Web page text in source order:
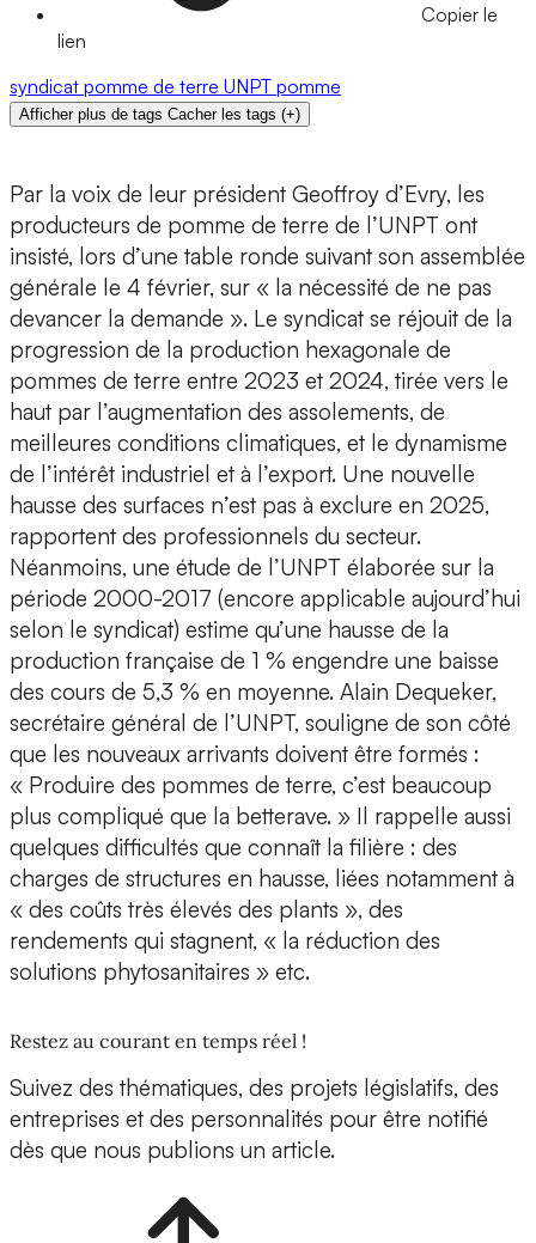
Copier le
lien
syndicat pomme de terre UNPT pomme
Afficher plus de tags Cacher les tags (+)
Par la voix de leur président Geoffroy d’Evry, les
producteurs de pomme de terre de l’UNPT ont
insisté, lors d’une table ronde suivant son assemblée
générale le 4 février, sur « la nécessité de ne pas
devancer la demande ». Le syndicat se réjouit de la
progression de la production hexagonale de
pommes de terre entre 2023 et 2024, tirée vers le
haut par l’augmentation des assolements, de
meilleures conditions climatiques, et le dynamisme
de l’intérêt industriel et à l’export. Une nouvelle
hausse des surfaces n’est pas à exclure en 2025,
rapportent des professionnels du secteur.
Néanmoins, une étude de l’UNPT élaborée sur la
période 2000-2017 (encore applicable aujourd’hui
selon le syndicat) estime qu’une hausse de la
production française de 1 % engendre une baisse
des cours de 5,3 % en moyenne. Alain Dequeker,
secrétaire général de l’UNPT, souligne de son côté
que les nouveaux arrivants doivent être formés :
« Produire des pommes de terre, c’est beaucoup
plus compliqué que la betterave. » Il rappelle aussi
quelques difficultés que connaît la filière : des
charges de structures en hausse, liées notamment à
« des coûts très élevés des plants », des
rendements qui stagnent, « la réduction des
solutions phytosanitaires » etc.
Restez au courant en temps réel !
Suivez des thématiques, des projets législatifs, des
entreprises et des personnalités pour être notifié
dès que nous publions un article.